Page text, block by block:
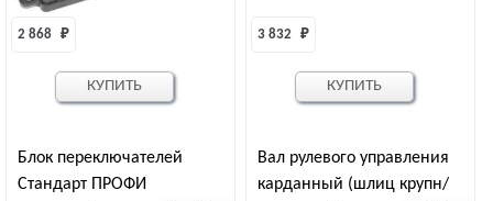
Блок переключателей
Стандарт ПРОФИ
2 868 ₽
КУПИТЬ
Вал рулевого управления
карданный (шлиц крупн/
3 832 ₽
КУПИТЬ